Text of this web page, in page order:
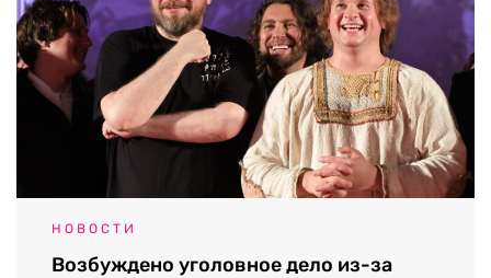
НОВОСТИ
Возбуждено уголовное дело из-за